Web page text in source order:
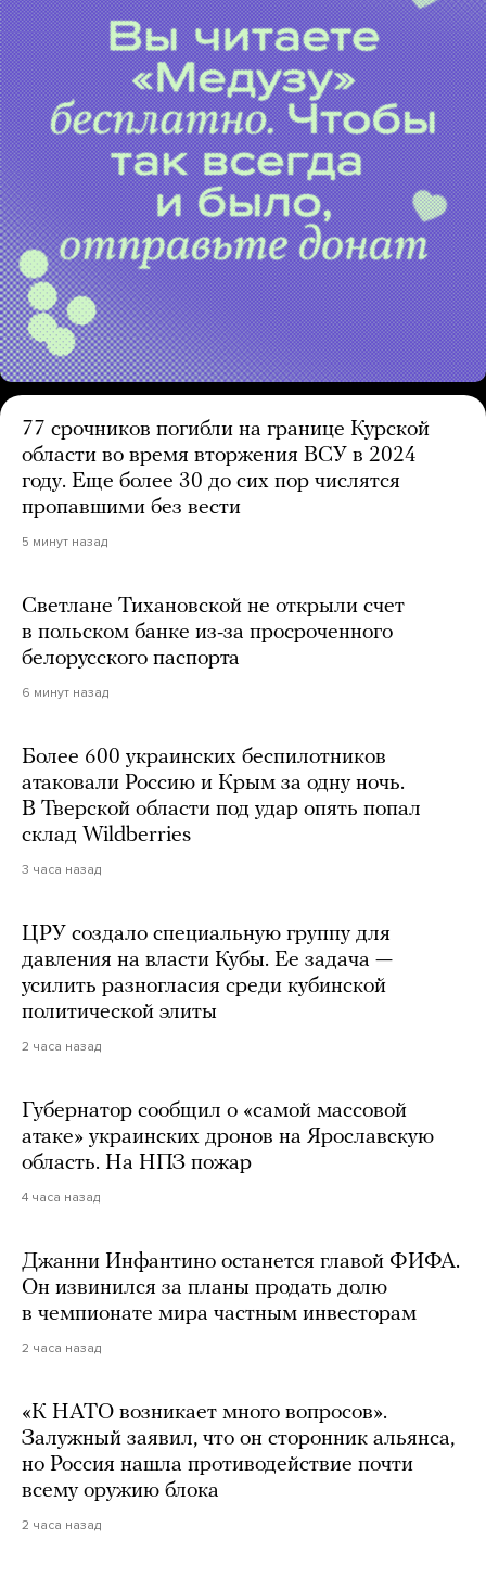
77 срочников погибли на границе Курской
области во время вторжения ВСУ в 2024
году. Еще более 30 до сих пор числятся
пропавшими без вести
5 минут назад
Светлане Тихановской не открыли счет
в польском банке из-за просроченного
белорусского паспорта
6 минут назад
Более 600 украинских беспилотников
атаковали Россию и Крым за одну ночь.
В Тверской области под удар опять попал
склад Wildberries
3 часа назад
ЦРУ создало специальную группу для
давления на власти Кубы. Ее задача —
усилить разногласия среди кубинской
политической элиты
2 часа назад
Губернатор сообщил о «самой массовой
атаке» украинских дронов на Ярославскую
область. На НПЗ пожар
4 часа назад
Джанни Инфантино останется главой ФИФА.
Он извинился за планы продать долю
в чемпионате мира частным инвесторам
2 часа назад
«К НАТО возникает много вопросов».
Залужный заявил, что он сторонник альянса,
но Россия нашла противодействие почти
всему оружию блока
2 часа назад